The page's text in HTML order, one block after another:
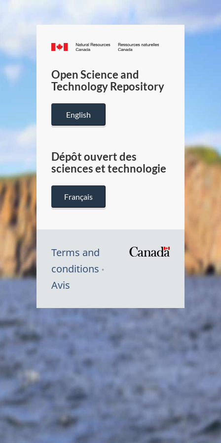
Canada.ca
/
Canada
Open Science and
Technology Repository
English
Dépôt ouvert des
sciences et technologie
Français
Terms and
conditions
Avis
Symbole
Canada